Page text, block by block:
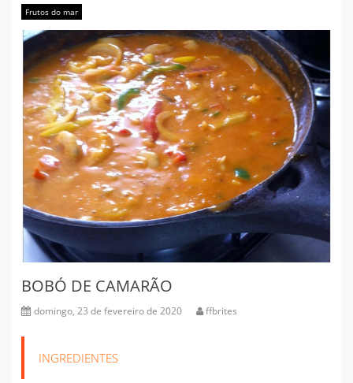
Frutos do mar
BOBÓ DE CAMARÃO
domingo, 23 de fevereiro de 2020 ffbrites
INGREDIENTES